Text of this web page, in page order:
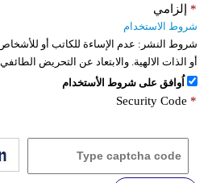
إلزامي *
شروط الاستخدام
شروط النشر: عدم الإساءة للكاتب أو
أو الذات الالهية. والابتعاد عن التحريض
اُوافق على شروط الأستخدام
Security Code *